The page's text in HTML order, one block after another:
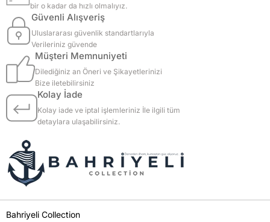
bir o kadar da hızlı olmalıyız.
Güvenli Alışveriş
Uluslararası güvenlik standartlarıyla
Verileriniz güvende
Müşteri Memnuniyeti
Dilediğiniz an Öneri ve Şikayetlerinizi
Bize iletebilirsiniz
Kolay İade
Kolay iade ve iptal işlemleriniz İle ilgili tüm
detaylara ulaşabilirsiniz.
Bahriyeli Collection